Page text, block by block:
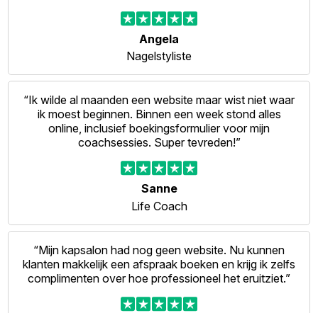
Angela
Nagelstyliste
“Ik wilde al maanden een website maar wist niet waar
ik moest beginnen. Binnen een week stond alles
online, inclusief boekingsformulier voor mijn
coachsessies. Super tevreden!”
Sanne
Life Coach
“Mijn kapsalon had nog geen website. Nu kunnen
klanten makkelijk een afspraak boeken en krijg ik zelfs
complimenten over hoe professioneel het eruitziet.”